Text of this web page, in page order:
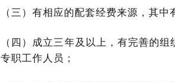
（三）有相应的配套经费来源，其
（四）成立三年及以上，有完善的
专职工作人员；